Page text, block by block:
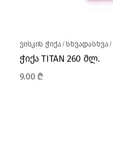
ვისკის ჭიქა სხვადასხვა
ჭიქა TITAN 260 მლ.
9.00 ₾